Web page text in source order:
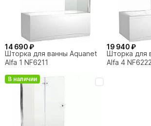
30 440 ₽
Душевая панель Aquanet
Galaxy Matt AP40-02
14 690 ₽
Шторка для ванны Aquanet
Alfa 1 NF6211
19 940 ₽
Шторка для
Alfa 4
В наличии